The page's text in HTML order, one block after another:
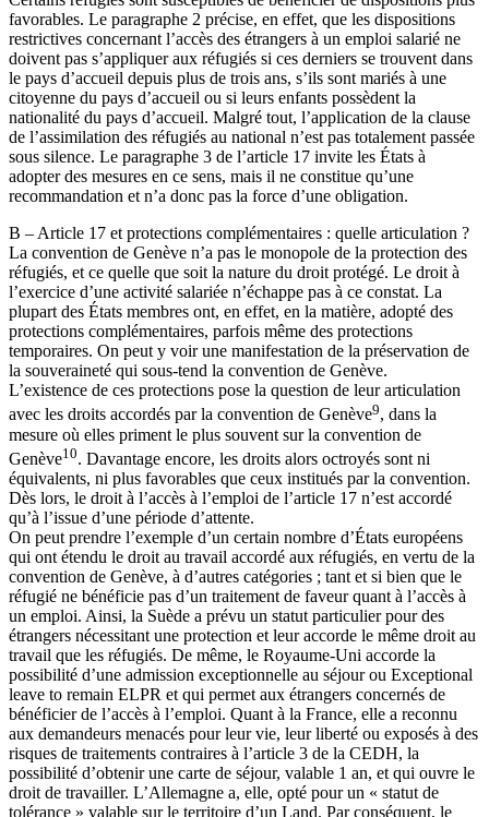
favorables. Le paragraphe 2 précise, en effet, que les dispositions
restrictives concernant l’accès des étrangers à un emploi salarié ne
doivent pas s’appliquer aux réfugiés si ces derniers se trouvent dans
le pays d’accueil depuis plus de trois ans, s’ils sont mariés à une
citoyenne du pays d’accueil ou si leurs enfants pos­sèdent la
nationalité du pays d’accueil. Malgré tout, l’application de la clause
de l’assimilation des réfugiés au national n’est pas totalement passée
sous silence. Le paragraphe 3 de l’article 17 invite les États à
adopter des mesures en ce sens, mais il ne constitue qu’une
recommandation et n’a donc pas la force d’une obligation.
B – Article 17 et protections complémentaires : quelle articulation ?
La convention de Genève n’a pas le monopole de la protection des
réfugiés, et ce quelle que soit la nature du droit protégé. Le droit à
l’exercice d’une activité salariée n’échappe pas à ce constat. La
plupart des États membres ont, en effet, en la matière, adopté des
protections complémentaires, parfois même des protections
temporaires. On peut y voir une manifestation de la préservation de
la souveraineté qui sous-tend la convention de Genève.
L’existence de ces protections pose la question de leur articulation
avec les droits accordés par la convention de Genève9, dans la
mesure où elles priment le plus souvent sur la convention de
Genève10. Davantage encore, les droits alors octroyés sont ni
équivalents, ni plus favorables que ceux institués par la convention.
Dès lors, le droit à l’accès à l’emploi de l’article 17 n’est accordé
qu’à l’issue d’une période d’attente.
On peut prendre l’exemple d’un certain nombre d’États européens
qui ont étendu le droit au travail accordé aux réfugiés, en vertu de la
convention de Genève, à d’autres catégories ; tant et si bien que le
réfugié ne bénéficie pas d’un traitement de faveur quant à l’accès à
un emploi. Ainsi, la Suède a prévu un statut particulier pour des
étrangers nécessitant une protection et leur accorde le même droit au
travail que les réfugiés. De même, le Royaume-Uni accorde la
possibilité d’une admission exceptionnelle au séjour ou Exceptional
leave to remain ELPR et qui permet aux étrangers concernés de
bénéficier de l’accès à l’emploi. Quant à la France, elle a reconnu
aux demandeurs menacés pour leur vie, leur liberté ou exposés à des
risques de traitements contraires à l’article 3 de la CEDH, la
possibilité d’obtenir une carte de séjour, valable 1 an, et qui ouvre le
droit de travailler. L’Allemagne a, elle, opté pour un « statut de
tolérance » valable sur le territoire d’un Land. Par conséquent, le